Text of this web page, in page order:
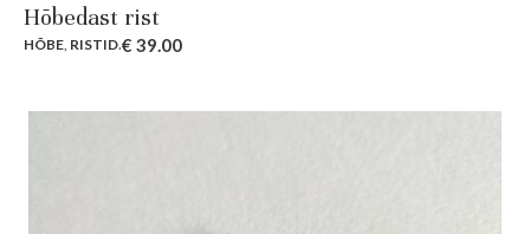
Hõbedast rist
HÕBE RISTID.€ 39.00